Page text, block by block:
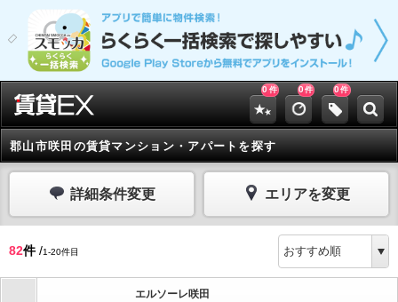
0 件 0件 0件
郡山市咲田の賃貸マンション・アパートを探す
詳細条件変更 エリアを変更
82件/1-20件目
エルソーレ咲田